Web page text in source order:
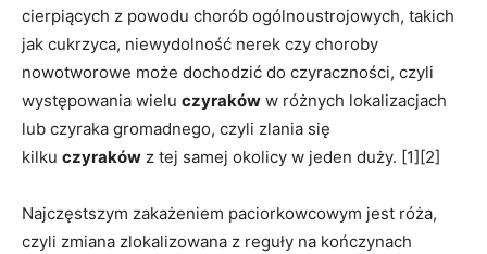
cierpiących z powodu chorób ogólnoustrojowych, takich
jak cukrzyca, niewydolność nerek czy choroby
nowotworowe może dochodzić do czyraczności, czyli
występowania wielu czyraków w różnych lokalizacjach
lub czyraka gromadnego, czyli zlania się
kilku czyraków z tej samej okolicy w jeden duży. [1][2]
Najczęstszym zakażeniem paciorkowcowym jest róża,
czyli zmiana zlokalizowana z reguły na kończynach